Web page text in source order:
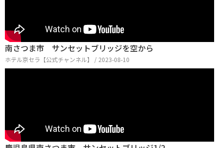
南さつま市 サンセットブリッジを空から
ホテル京セラ【公式チャンネル】 / 2023-08-10